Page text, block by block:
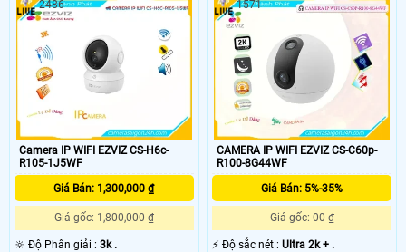
Camera IP WIFI EZVIZ CS-H6c-
R105-1J5WF
Giá Bán: 1,300,000 ₫
Giá gốc: 1,800,000 ₫
🔆 Độ Phân giải : 3k .
2486
CAMERA IP WIFI EZVIZ CS-C60p-
R100-8G44WF
Giá Bán: 5%-35%
Giá gốc: 00 ₫
️⚡ Độ sắc nét :Ultra 2k + .
1571